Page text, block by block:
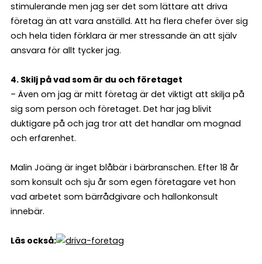
stimulerande men jag ser det som lättare att driva
företag än att vara anställd. Att ha flera chefer över sig
och hela tiden förklara är mer stressande än att själv
ansvara för allt tycker jag.
4. Skilj på vad som är du och företaget
– Även om jag är mitt företag är det viktigt att skilja på
sig som person och företaget. Det har jag blivit
duktigare på och jag tror att det handlar om mognad
och erfarenhet.
Malin Joäng är inget blåbär i bärbranschen. Efter 18 år
som konsult och sju år som egen företagare vet hon
vad arbetet som bärrådgivare och hallonkonsult
innebär.
Läs också: